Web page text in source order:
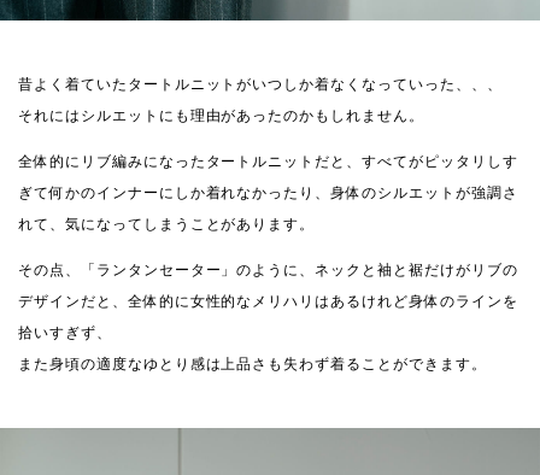
昔よく着ていたタートルニットがいつしか着なくなっていった、、、
それにはシルエットにも理由があったのかもしれません。
全体的にリブ編みになったタートルニットだと、すべてがピッタリしす
ぎて何かのインナーにしか着れなかったり、身体のシルエットが強調さ
れて、気になってしまうことがあります。
その点、「ランタンセーター」のように、ネックと袖と裾だけがリブの
デザインだと、全体的に女性的なメリハリはあるけれど身体のラインを
拾いすぎず、
また身頃の適度なゆとり感は上品さも失わず着ることができます。